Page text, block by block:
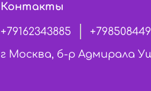
Контакты
+79162343885
г Москва, б-р Адмирала